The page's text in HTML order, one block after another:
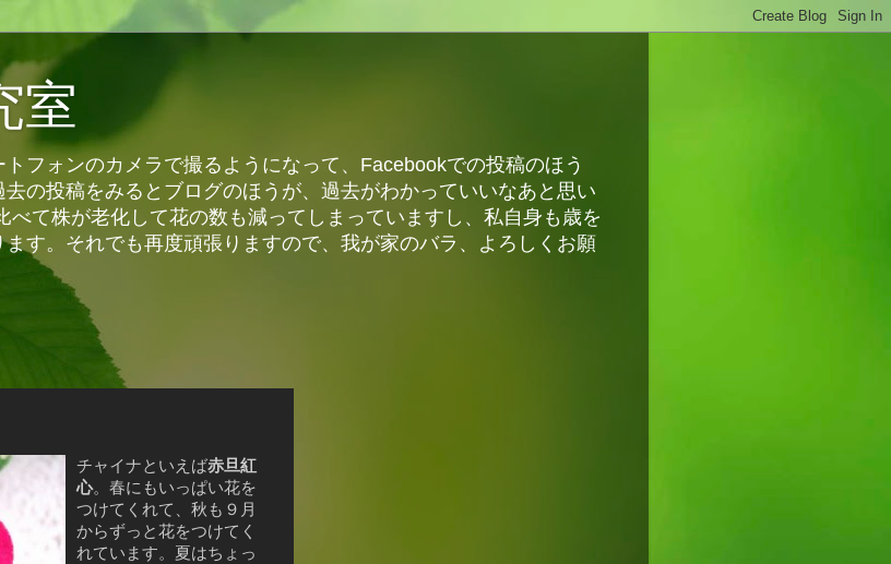
室
フォンのカメラで撮るようになって、Facebookでの投稿のほう
の投稿をみるとブログのほうが、過去がわかっていいなあと思い
べて株が老化して花の数も減ってしまっていますし、私自身も歳を
す。それでも再度頑張りますので、我が家のバラ、よろしくお願
チャイナといえば赤旦紅
心。春にもいっぱい花を
つけてくれて、秋も９月
からずっと花をつけてく
れています。夏はちょっ